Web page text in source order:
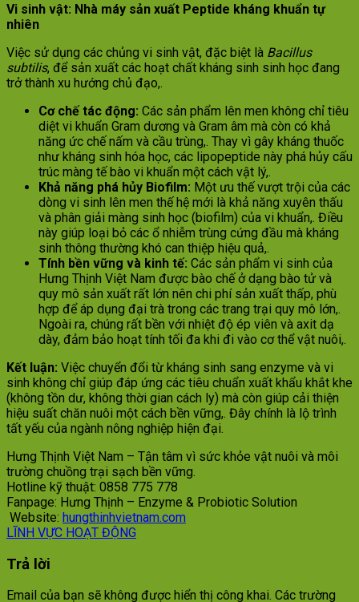
Vi sinh vật: Nhà máy sản xuất Peptide kháng khuẩn tự
nhiên
Việc sử dụng các chủng vi sinh vật, đặc biệt là Bacillus
subtilis, để sản xuất các hoạt chất kháng sinh sinh học đang
trở thành xu hướng chủ đạo,.
Cơ chế tác động: Các sản phẩm lên men không chỉ tiêu
diệt vi khuẩn Gram dương và Gram âm mà còn có khả
năng ức chế nấm và cầu trùng,. Thay vì gây kháng thuốc
như kháng sinh hóa học, các lipopeptide này phá hủy cấu
trúc màng tế bào vi khuẩn một cách vật lý,.
Khả năng phá hủy Biofilm: Một ưu thế vượt trội của các
dòng vi sinh lên men thế hệ mới là khả năng xuyên thấu
và phân giải màng sinh học (biofilm) của vi khuẩn,. Điều
này giúp loại bỏ các ổ nhiễm trùng cứng đầu mà kháng
sinh thông thường khó can thiệp hiệu quả,.
Tính bền vững và kinh tế: Các sản phẩm vi sinh của
Hưng Thịnh Việt Nam được bào chế ở dạng bào tử và
quy mô sản xuất rất lớn nên chi phí sản xuất thấp, phù
hợp để áp dụng đại trà trong các trang trại quy mô lớn,.
Ngoài ra, chúng rất bền với nhiệt độ ép viên và axit dạ
dày, đảm bảo hoạt tính tối đa khi đi vào cơ thể vật nuôi,.
Kết luận: Việc chuyển đổi từ kháng sinh sang enzyme và vi
sinh không chỉ giúp đáp ứng các tiêu chuẩn xuất khẩu khắt khe
(không tồn dư, không thời gian cách ly) mà còn giúp cải thiện
hiệu suất chăn nuôi một cách bền vững,. Đây chính là lộ trình
tất yếu của ngành nông nghiệp hiện đại.
Hưng Thịnh Việt Nam – Tận tâm vì sức khỏe vật nuôi và môi
trường chuồng trại sạch bền vững.
Hotline kỹ thuật: 0858 775 778
Fanpage: Hưng Thịnh – Enzyme & Probiotic Solution
Website: hungthinhvietnam.com
LĨNH VỰC HOẠT ĐỘNG
Trả lời
Email của bạn sẽ không được hiển thị công khai. Các trường